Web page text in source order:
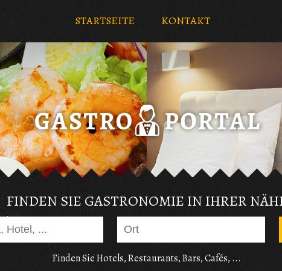
STARTSEITE KONTAKT
FINDEN SIE GASTRONOMIE IN IHRER
Finden Sie Hotels, Restaurants, Bars, Cafés, ...